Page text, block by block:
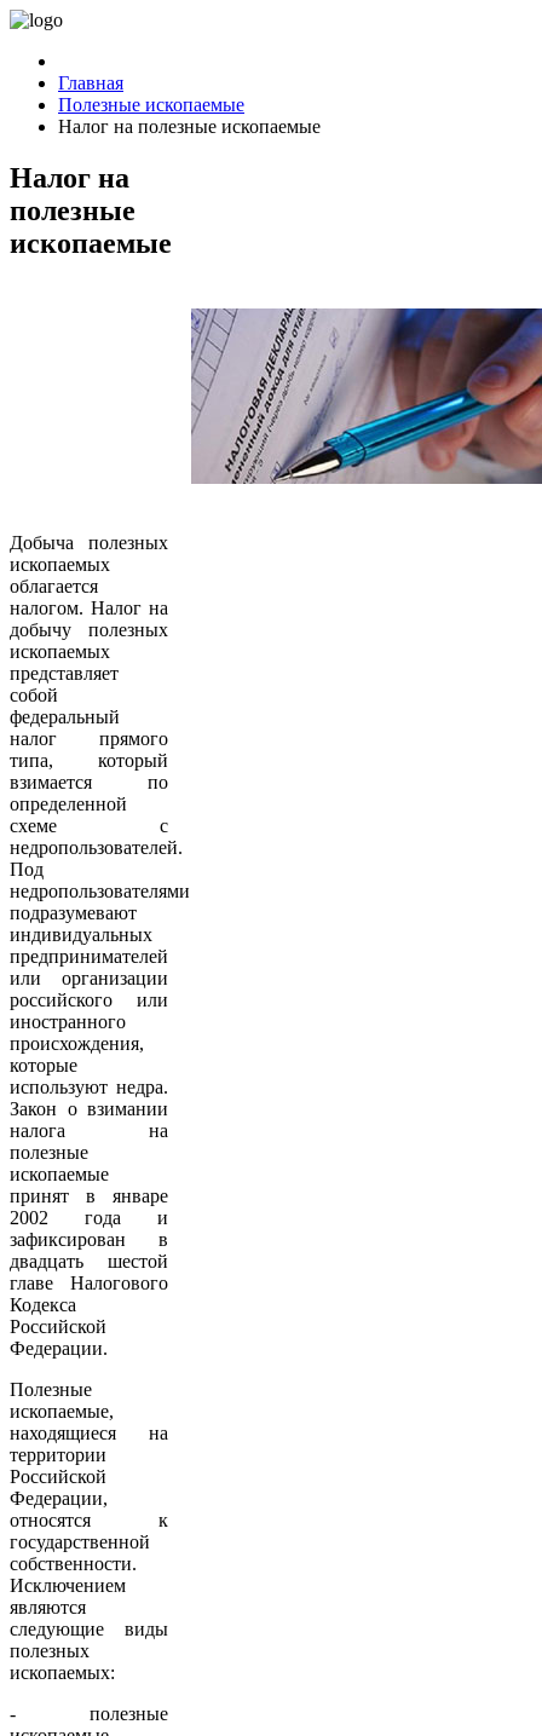
Главная
Полезные ископаемые
Налог на полезные ископаемые
Налог на
полезные
ископаемые
Добыча полезных
ископаемых
облагается
налогом. Налог на
добычу полезных
ископаемых
представляет
собой
федеральный
налог прямого
типа, который
взимается по
определенной
схеме с
недропользователей.
Под
недропользователями
подразумевают
индивидуальных
предпринимателей
или организации
российского или
иностранного
происхождения,
которые
используют недра.
Закон о взимании
налога на
полезные
ископаемые
принят в январе
2002 года и
зафиксирован в
двадцать шестой
главе Налогового
Кодекса
Российской
Федерации.
Полезные
ископаемые,
находящиеся на
территории
Российской
Федерации,
относятся к
государственной
собственности.
Исключением
являются
следующие виды
полезных
ископаемых:
- полезные